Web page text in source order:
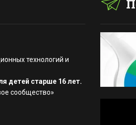
технологий и
детей старше 16 лет.
сообщество»